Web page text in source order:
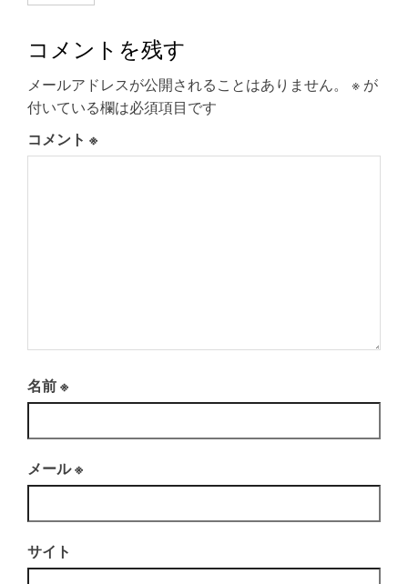
コメントを残す
メールアドレスが公開されることはありません。 ※ が
付いている欄は必須項目です
コメント ※
名前※
メール※
サイト